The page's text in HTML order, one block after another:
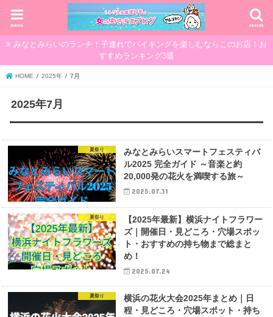
search
menu
みなとみらいのランチ！子連れでバイキングを楽しむならこのお店！お
すすめランキング3選
HOME 2025年 7月
2025年7月
夏祭り
みなとみらいスマートフェスティバ
ル2025 完全ガイド ～音楽と約
20,000発の花火を満喫する旅～
2025.07.31
夏祭り
【2025年最新】横浜ナイトフラワー
ズ｜開催日・見どころ・穴場スポッ
ト・おすすめの持ち物まで総まと
め！
2025.07.24
夏祭り
横浜の花火大会2025年まとめ｜日
程・見どころ・穴場スポット・持ち